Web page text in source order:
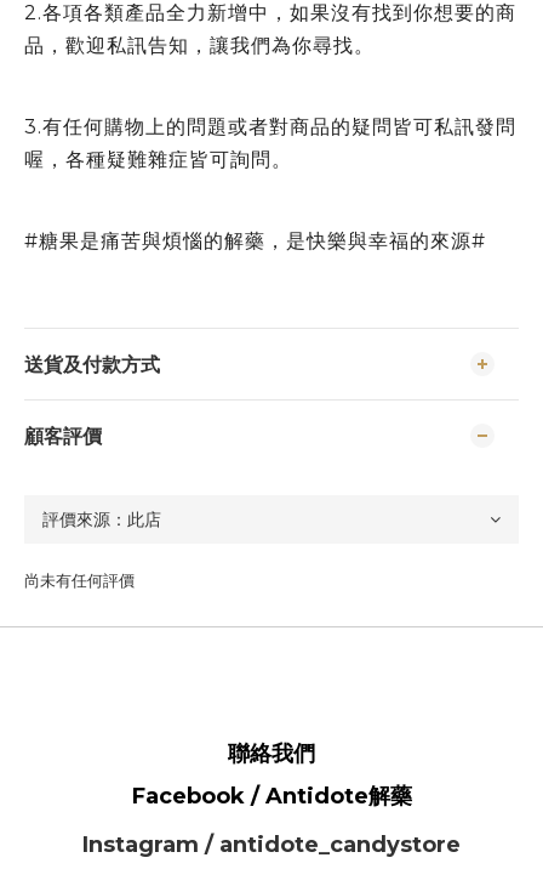
2.各項各類產品全力新增中，如果沒有找到你想要的商
品，歡迎私訊告知，讓我們為你尋找。
3.有任何購物上的問題或者對商品的疑問皆可私訊發問
喔，各種疑難雜症皆可詢問。
#糖果是痛苦與煩惱的解藥，是快樂與幸福的來源#
送貨及付款方式
顧客評價
尚未有任何評價
聯絡我們
Facebook / Antidote解藥
Instagram / antidote_candystore